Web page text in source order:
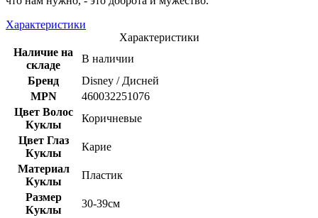
Характеристики
Характеристики
Наличие на
складе
В наличии
Бренд
Disney / Дисней
MPN
460032251076
Цвет Волос
Куклы
Коричневые
Цвет Глаз
Куклы
Карие
Материал
Куклы
Пластик
Размер
Куклы
30-39см